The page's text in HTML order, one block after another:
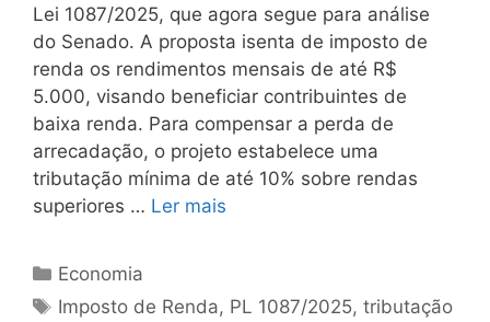
Lei 1087/2025, que agora segue para análise
do Senado. A proposta isenta de imposto de
renda os rendimentos mensais de até R$
5.000, visando beneficiar contribuintes de
baixa renda. Para compensar a perda de
arrecadação, o projeto estabelece uma
tributação mínima de até 10% sobre rendas
superiores … Ler mais
Categorias
Economia
Tags
Imposto de Renda, PL 1087/2025,tributação